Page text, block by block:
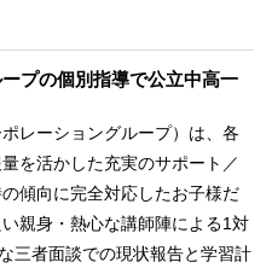
プの個別指導で公立中高一
レーショングループ）は、各
を活かした充実のサポート／
傾向に完全対応したお子様だ
親身・熱心な講師陣による1対
三者面談での現状報告と学習計